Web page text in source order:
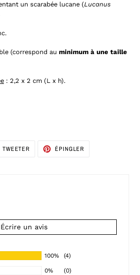
un scarabée lucane (Lucanus
(correspond au minimum à une taille
: 2,2 x 2 cm (L x h).
TWEETER TWEETERÉPINGLER
Écrire un avis
100% (4)
0% (0)